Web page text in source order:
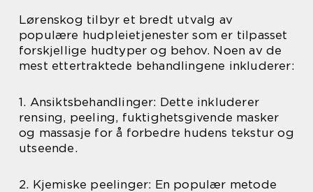
Lørenskog tilbyr et bredt utvalg av
populære hudpleietjenester som er tilpasset
forskjellige hudtyper og behov. Noen av de
mest ettertraktede behandlingene inkluderer:
1. Ansiktsbehandlinger: Dette inkluderer
rensing, peeling, fuktighetsgivende masker
og massasje for å forbedre hudens tekstur og
utseende.
2. Kjemiske peelinger: En populær metode